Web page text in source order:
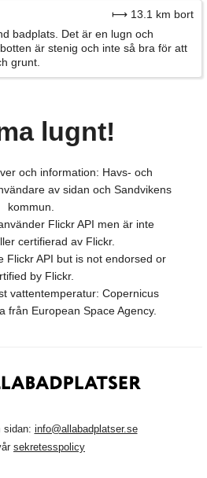
⟼ 13.1 km bort
badplats. Det är en lugn och
är stenig och inte så bra för att
grunt.
lugnt!
och information: Havs- och
av sidan och Sandvikens
kommun.
Flickr API men är inte
certifierad av Flickr.
Flickr API but is not endorsed or
by Flickr.
vattentemperatur: Copernicus
från European Space Agency.
sidan: info@allabadplatser.se
sekretesspolicy